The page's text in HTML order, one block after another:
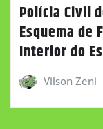
Polícia Civil
Esquema de
Interior do
Vilson Zeni